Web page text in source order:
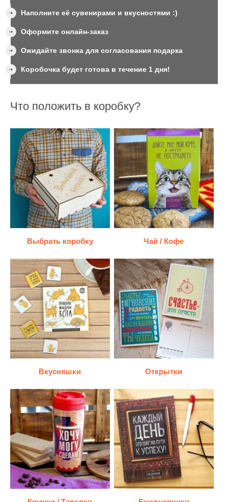
Наполните её сувенирами и вкусностями :)
Оформите онлайн-заказ
Ожидайте звонка для согласования подарка
Коробочка будет готова в течение 1 дня!
Что положить в коробку?
Выбрать коробку Чай / Кофе
Вкусняшки Открытки